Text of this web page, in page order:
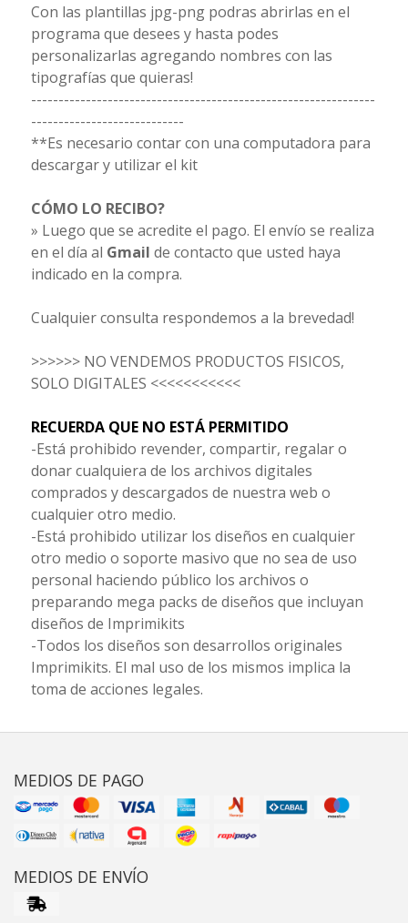
Con las plantillas jpg-png podras abrirlas en el
programa que desees y hasta podes
personalizarlas agregando nombres con las
tipografías que quieras!
---------------------------------------------------------------
----------------------------
**Es necesario contar con una computadora para
descargar y utilizar el kit
CÓMO LO RECIBO?
» Luego que se acredite el pago. El envío se realiza
en el día al Gmail de contacto que usted haya
indicado en la compra.
Cualquier consulta respondemos a la brevedad!
>>>>>> NO VENDEMOS PRODUCTOS FISICOS,
SOLO DIGITALES <<<<<<<<<<<
RECUERDA QUE NO ESTÁ PERMITIDO
-Está prohibido revender, compartir, regalar o
donar cualquiera de los archivos digitales
comprados y descargados de nuestra web o
cualquier otro medio.
-Está prohibido utilizar los diseños en cualquier
otro medio o soporte masivo que no sea de uso
personal haciendo público los archivos o
preparando mega packs de diseños que incluyan
diseños de Imprimikits
-Todos los diseños son desarrollos originales
Imprimikits. El mal uso de los mismos implica la
toma de acciones legales.
MEDIOS DE PAGO
MEDIOS DE ENVÍO